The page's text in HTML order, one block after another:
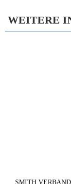
WEITERE
SMITH